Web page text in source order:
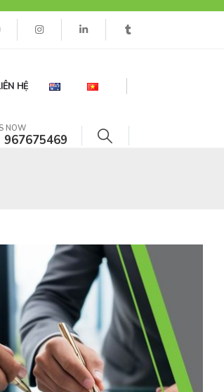
HỆ
NOW
967675469